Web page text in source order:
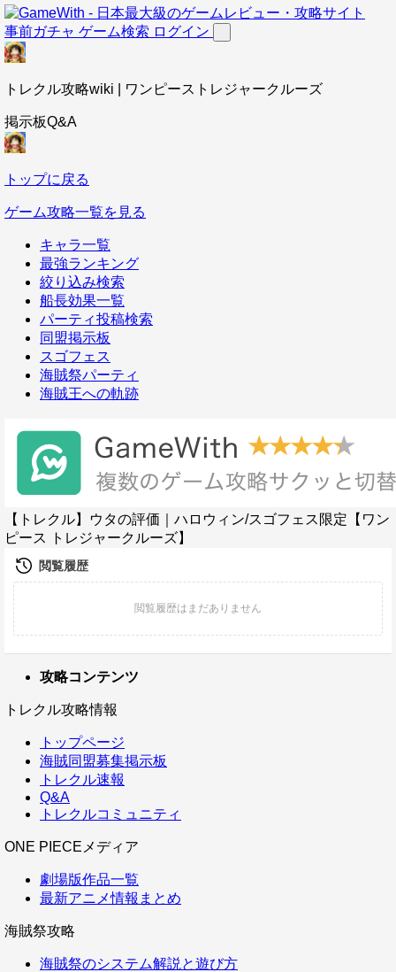
事前ガチャ ゲーム検索 ログイン
トレクル攻略wiki | ワンピーストレジャークルーズ
掲示板Q&A
トップに戻る
ゲーム攻略一覧を見る
キャラ一覧
最強ランキング
絞り込み検索
船長効果一覧
パーティ投稿検索
同盟掲示板
スゴフェス
海賊祭パーティ
海賊王への軌跡
【トレクル】ウタの評価｜ハロウィン/スゴフェス限定【ワン
ピース トレジャークルーズ】
攻略コンテンツ
トレクル攻略情報
トップページ
海賊同盟募集掲示板
トレクル速報
Q&A
トレクルコミュニティ
ONE PIECEメディア
劇場版作品一覧
最新アニメ情報まとめ
海賊祭攻略
海賊祭のシステム解説と遊び方